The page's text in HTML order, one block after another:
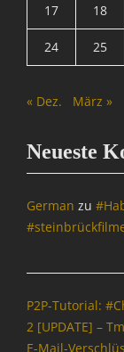
a
h
n
N
a
r
c
t
e
n
17 18
24 25
« Dez. März »
Neueste
German zu
P2P-Tutorial:
2 [UPDATE] –
E-Mail-